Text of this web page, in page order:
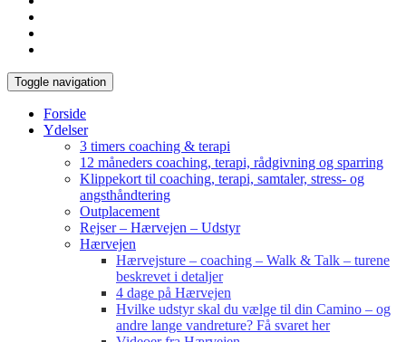
Toggle navigation
Forside
Ydelser
3 timers coaching & terapi
12 måneders coaching, terapi, rådgivning og sparring
Klippekort til coaching, terapi, samtaler, stress- og
angsthåndtering
Outplacement
Rejser – Hærvejen – Udstyr
Hærvejen
Hærvejsture – coaching – Walk & Talk – turene
beskrevet i detaljer
4 dage på Hærvejen
Hvilke udstyr skal du vælge til din Camino – og
andre lange vandreture? Få svaret her